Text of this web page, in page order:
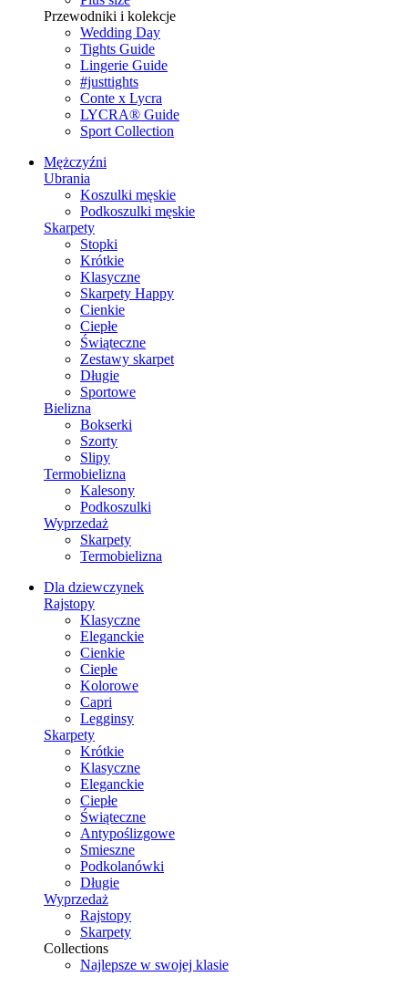
Przewodniki i kolekcje
Wedding Day
Tights Guide
Lingerie Guide
#justtights
Conte x Lycra
LYCRA® Guide
Sport Сollection
Mężczyźni
Ubrania
Koszulki męskie
Podkoszulki męskie
Skarpety
Stopki
Krótkie
Klasyczne
Skarpety Happy
Cienkie
Ciepłe
Świąteczne
Zestawy skarpet
Długie
Sportowe
Bielizna
Bokserki
Szorty
Slipy
Termobielizna
Kalesony
Podkoszulki
Wyprzedaż
Skarpety
Termobielizna
Dla dziewczynek
Rajstopy
Klasyczne
Eleganckie
Cienkie
Ciepłe
Kolorowe
Capri
Legginsy
Skarpety
Krótkie
Klasyczne
Eleganckie
Ciepłe
Świąteczne
Antypoślizgowe
Smieszne
Podkolanówki
Długie
Wyprzedaż
Rajstopy
Skarpety
Collections
Najlepsze w swojej klasie